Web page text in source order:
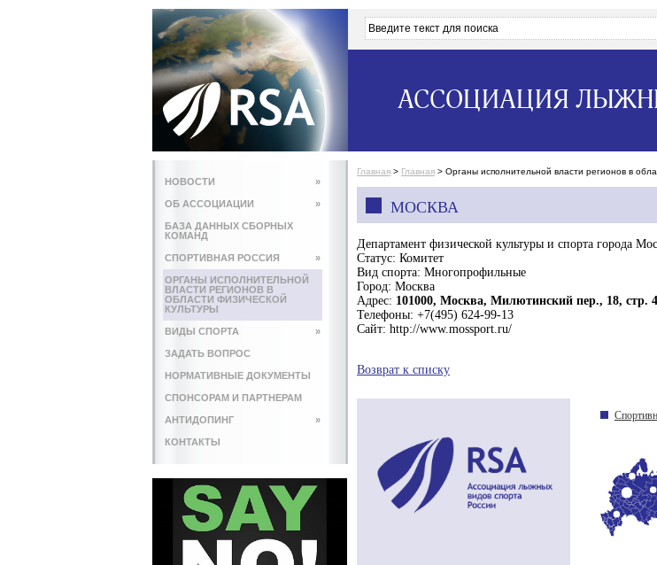
АССОЦИАЦИЯ
НОВОСТИ »
ОБ АССОЦИАЦИИ »
БАЗА ДАННЫХ СБОРНЫХ
КОМАНД
СПОРТИВНАЯ РОССИЯ »
ОРГАНЫ ИСПОЛНИТЕЛЬНОЙ
ВЛАСТИ РЕГИОНОВ В
ОБЛАСТИ ФИЗИЧЕСКОЙ
КУЛЬТУРЫ
ВИДЫ СПОРТА »
ЗАДАТЬ ВОПРОС
НОРМАТИВНЫЕ ДОКУМЕНТЫ
СПОНСОРАМ И ПАРТНЕРАМ
АНТИДОПИНГ »
КОНТАКТЫ
Главная > Главная > Органы исполнительной власти регионов в
МОСКВА
Департамент физической культуры и спорта города
Статус: Комитет
Вид спорта: Многопрофильные
Город: Москва
Адрес: 101000, Москва, Милютинский пер., 18, стр. 4
Телефоны: +7(495) 624-99-13
Сайт: http://www.mossport.ru/
Возврат к списку